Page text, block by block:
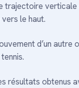
trajectoire verticale
le haut.
d’un
résultats obtenus